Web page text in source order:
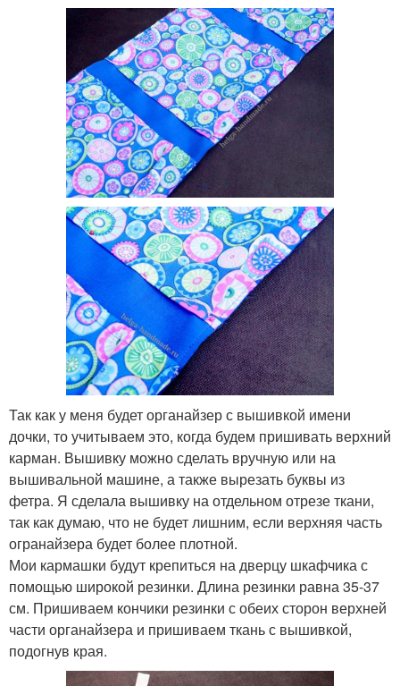
Так как у меня будет органайзер с вышивкой имени
дочки, то учитываем это, когда будем пришивать верхний
карман. Вышивку можно сделать вручную или на
вышивальной машине, а также вырезать буквы из
фетра. Я сделала вышивку на отдельном отрезе ткани,
так как думаю, что не будет лишним, если верхняя часть
огранайзера будет более плотной.
Мои кармашки будут крепиться на дверцу шкафчика с
помощью широкой резинки. Длина резинки равна 35-37
см. Пришиваем кончики резинки с обеих сторон верхней
части органайзера и пришиваем ткань с вышивкой,
подогнув края.